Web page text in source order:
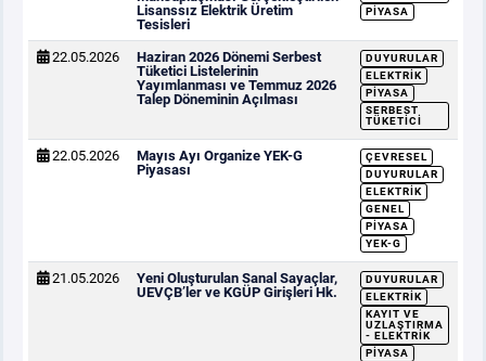
Lisanssız Elektrik Üretim
Tesisleri
PIYASA
22.05.2026
Haziran 2026 Dönemi Serbest
Tüketici Listelerinin
Yayımlanması ve Temmuz 2026
Talep Döneminin Açılması
DUYURULAR
ELEKTRIK
PIYASA
SERBEST
TÜKETICI
22.05.2026
Mayıs Ayı Organize YEK-G
Piyasası
ÇEVRESEL
DUYURULAR
ELEKTRIK
GENEL
PIYASA
YEK-G
21.05.2026
Yeni Oluşturulan Sanal Sayaçlar,
UEVÇB’ler ve KGÜP Girişleri Hk.
DUYURULAR
ELEKTRIK
KAYIT VE
UZLAŞTIRMA
- ELEKTRIK
PIYASA